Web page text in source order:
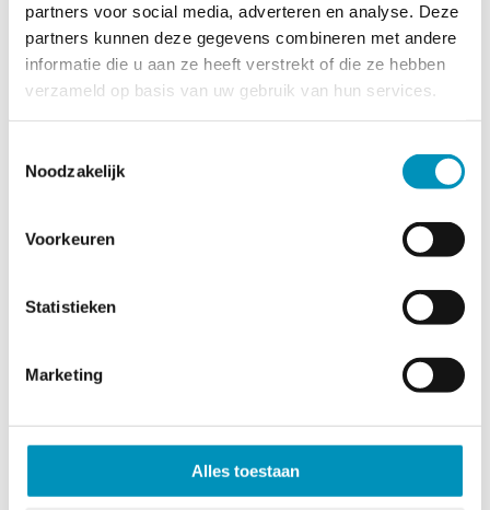
partners voor social media, adverteren en analyse. Deze
partners kunnen deze gegevens combineren met andere
informatie die u aan ze heeft verstrekt of die ze hebben
verzameld op basis van uw gebruik van hun services.
Noodzakelijk
Voorkeuren
Statistieken
Marketing
Alles toestaan
Naam organisatie
Telefoonnummer
Bericht